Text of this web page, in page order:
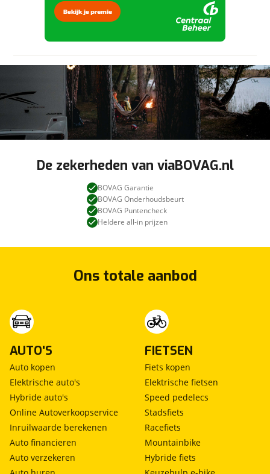
De zekerheden van viaBOVAG.nl
BOVAG Garantie
BOVAG Onderhoudsbeurt
BOVAG Puntencheck
Heldere all-in prijzen
Ons totale aanbod
AUTO'S
Auto kopen
Elektrische auto's
Hybride auto's
Online Autoverkoopservice
Inruilwaarde berekenen
Auto financieren
Auto verzekeren
FIETSEN
Fiets kopen
Elektrische fietsen
Speed pedelecs
Stadsfiets
Racefiets
Mountainbike
Hybride fiets